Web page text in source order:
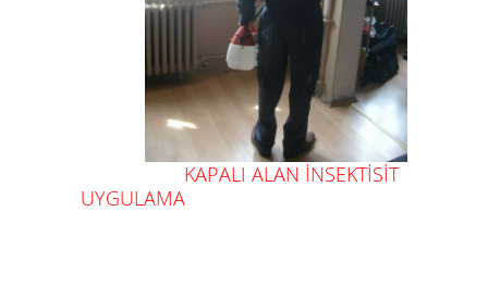
KAPALI ALAN İNSEKTİSİT
UYGULAMA